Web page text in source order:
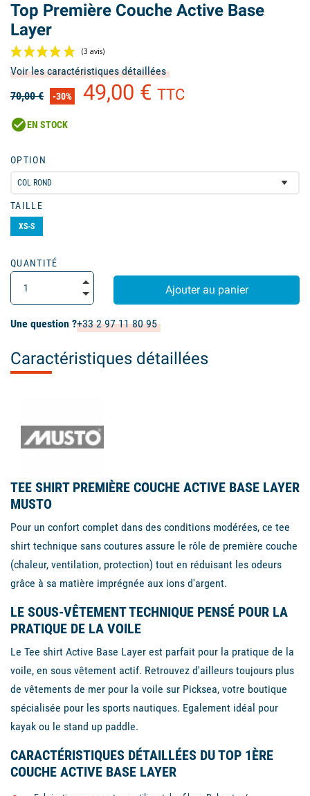
Top Première Couche Active Base
Layer
Voir les caractéristiques détaillées
70,00 €
-30% 49,00 € TTC
check_circleEN STOCK
OPTION
TAILLE
XS-S
QUANTITÉ
Ajouter au panier
Une question ?+33 2 97 11 80 95
Caractéristiques détaillées
TEE SHIRT PREMIÈRE COUCHE ACTIVE BASE LAYER
MUSTO
Pour un confort complet dans des conditions modérées, ce tee
shirt technique sans coutures assure le rôle de première couche
(chaleur, ventilation, protection) tout en réduisant les odeurs
grâce à sa matière imprégnée aux ions d'argent.
LE SOUS-VÊTEMENT TECHNIQUE PENSÉ POUR LA
PRATIQUE DE LA VOILE
Le Tee shirt Active Base Layer est parfait pour la pratique de la
voile, en sous vêtement actif. Retrouvez d'ailleurs toujours plus
de vêtements de mer pour la voile sur Picksea, votre boutique
spécialisée pour les sports nautiques. Egalement idéal pour
kayak ou le stand up paddle.
CARACTÉRISTIQUES DÉTAILLÉES DU TOP 1ÈRE
COUCHE ACTIVE BASE LAYER